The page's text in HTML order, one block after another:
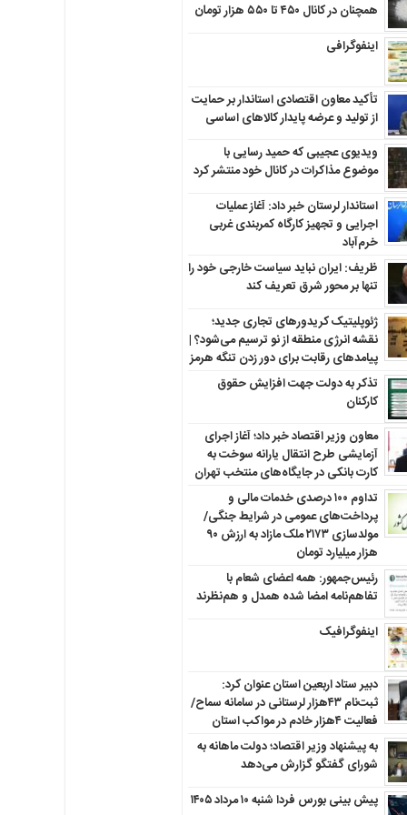
همچنان در کانال ۴۵۰ تا ۵۵۰ هزار تومان
اینفوگرافی
تأکید معاون اقتصادی استاندار بر حمایت
از تولید و عرضه پایدار کالاهای اساسی
ویدیوی عجیبی که حمید رسایی با
موضوع مذاکرات در کانال خود منتشر کرد
استاندار لرستان خبر داد: آغاز عملیات
اجرایی و تجهیز کارگاه کمربندی غربی
خرم‌آباد
ظریف: ایران نباید سیاست خارجی خود را
تنها بر محور شرق تعریف کند
ژئوپلیتیک کریدورهای تجاری جدید؛
نقشه انرژی منطقه‌ از نو ترسیم می‌شود؟ |
پیامدهای رقابت برای دور زدن تنگه هرمز
تذکر به دولت جهت افزایش حقوق
کارکنان ‌
معاون وزیر اقتصاد خبر داد؛ آغاز اجرای
آزمایشی طرح انتقال یارانه سوخت به
کارت بانکی در جایگاه‌های منتخب تهران
تداوم ۱۰۰ درصدی خدمات مالی و
پرداخت‌های عمومی در شرایط جنگی/
مولدسازی ۲۱۷۳ ملک مازاد به ارزش ۹۰
هزار میلیارد تومان
رئیس‌جمهور: همه اعضای شعام با
تفاهم‌نامه امضا شده همدل و هم‌نظرند
اینفوگرافیک
دبیر ستاد اربعین استان عنوان کرد:
ثبت‌نام ۴۳هزار لرستانی در سامانه سماح/
فعالیت ۴هزار خادم در مواکب استان
به پیشنهاد وزیر اقتصاد؛ دولت ماهانه به
شورای گفتگو گزارش می‌دهد
پیش بینی بورس فردا شنبه ۱۰ مرداد ۱۴۰۵